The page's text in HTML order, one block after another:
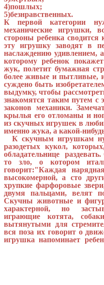
4)пошлых;
5)безнравственных.
К первой категории
механические игрушки,
стороны ребенка
эту игрушку заводят в
наслаждению удивлением,
которому ребенок
жук, полетит бумажная
более живые и пытливые,
суждено быть
выдумку, чтобы
знакомятся таким путем
законов механики.
крылья его отломаны и
из скучных игрушек в
именно жука, а какой-
К скучным игрушкам
разодетых кукол,
обладательнице
то зло, о котором
говорит:"Каждая
высокомерной, а сто
хрупкие фарфоровые
двумя пальцами, велят
Скучны животные и
характерной, но
играющие котята,
вытянутыми для
вся поза их говорит о
игрушка напоминает